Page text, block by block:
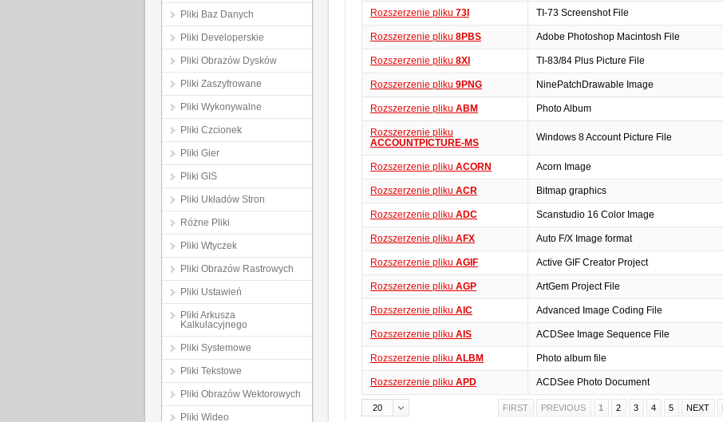
Pliki Baz Danych
Pliki Developerskie
Pliki Obrazów Dysków
Pliki Zaszyfrowane
Pliki Wykonywalne
Pliki Czcionek
Pliki Gier
Pliki GIS
Pliki Układów Stron
Różne Pliki
Pliki Wtyczek
Pliki Obrazów Rastrowych
Pliki Ustawień
Pliki Arkusza
Kalkulacyjnego
Pliki Systemowe
Pliki Tekstowe
Pliki Obrazów Wektorowych
Pliki Wideo
Rozszerzenie pliku 73I TI-73 Screenshot File
Rozszerzenie pliku 8PBS Adobe Photoshop Macintosh File
Rozszerzenie pliku 8XI TI-83/84 Plus Picture File
Rozszerzenie pliku 9PNG NinePatchDrawable Image
Rozszerzenie pliku ABM Photo Album
Rozszerzenie pliku
ACCOUNTPICTURE-MS
Windows 8 Account Picture File
Rozszerzenie pliku ACORN Acorn Image
Rozszerzenie pliku ACR Bitmap graphics
Rozszerzenie pliku ADC Scanstudio 16 Color Image
Rozszerzenie pliku AFX Auto F/X Image format
Rozszerzenie pliku AGIF Active GIF Creator Project
Rozszerzenie pliku AGP ArtGem Project File
Rozszerzenie pliku AIC Advanced Image Coding File
Rozszerzenie pliku AIS ACDSee Image Sequence File
Rozszerzenie pliku ALBM Photo album file
Rozszerzenie pliku APD ACDSee Photo Document
FIRST PREVIOUS 1 2 3 4 5 NEXT
20